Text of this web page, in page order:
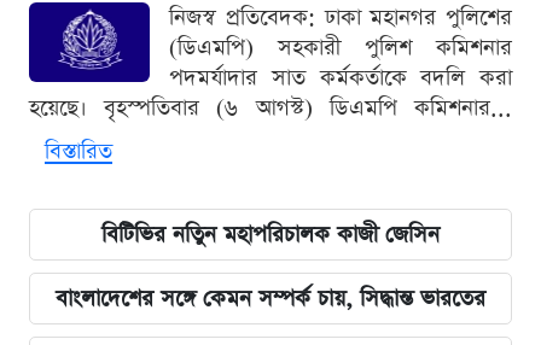
নিজস্ব প্রতিবেদক: ঢাকা মহানগর পুলিশের
(ডিএমপি) সহকারী পুলিশ কমিশনার
পদমর্যাদার সাত কর্মকর্তাকে বদলি করা
হয়েছে। বৃহস্পতিবার (৬ আগস্ট) ডিএমপি কমিশনার...
বিস্তারিত
বিটিভির নতিুন মহাপরিচালক কাজী জেসিন
বাংলাদেশের সঙ্গে কেমন সম্পর্ক চায়, সিদ্ধান্ত ভারতের